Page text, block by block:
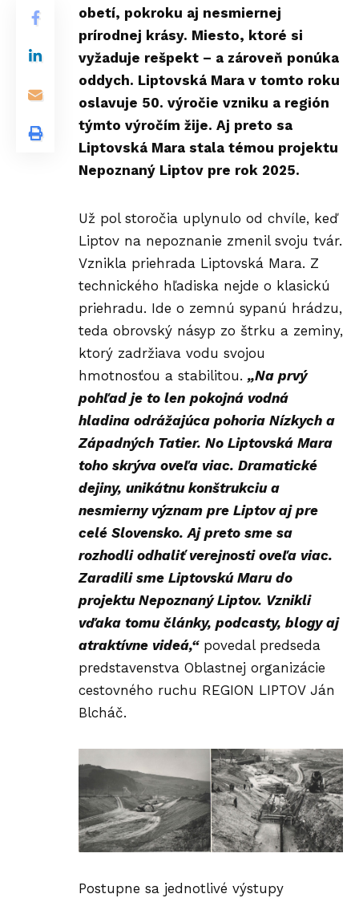
obetí, pokroku aj nesmiernej
prírodnej krásy. Miesto, ktoré si
vyžaduje rešpekt – a zároveň ponúka
oddych. Liptovská Mara v tomto roku
oslavuje 50. výročie vzniku a región
týmto výročím žije. Aj preto sa
Liptovská Mara stala témou projektu
Nepoznaný Liptov pre rok 2025.
Už pol storočia uplynulo od chvíle, keď
Liptov na nepoznanie zmenil svoju tvár.
Vznikla priehrada Liptovská Mara. Z
technického hľadiska nejde o klasickú
priehradu. Ide o zemnú sypanú hrádzu,
teda obrovský násyp zo štrku a zeminy,
ktorý zadržiava vodu svojou
hmotnosťou a stabilitou. „Na prvý
pohľad je to len pokojná vodná
hladina odrážajúca pohoria Nízkych a
Západných Tatier. No Liptovská Mara
toho skrýva oveľa viac. Dramatické
dejiny, unikátnu konštrukciu a
nesmierny význam pre Liptov aj pre
celé Slovensko. Aj preto sme sa
rozhodli odhaliť verejnosti oveľa viac.
Zaradili sme Liptovskú Maru do
projektu Nepoznaný Liptov. Vznikli
vďaka tomu články, podcasty, blogy aj
atraktívne videá,“povedal predseda
predstavenstva Oblastnej organizácie
cestovného ruchu REGION LIPTOV Ján
Blcháč.
Postupne sa jednotlivé výstupy